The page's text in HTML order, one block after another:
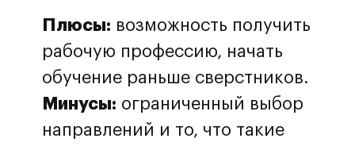
Плюсы: возможность получить
рабочую профессию, начать
обучение раньше сверстников.
Минусы: ограниченный выбор
направлений и то, что такие